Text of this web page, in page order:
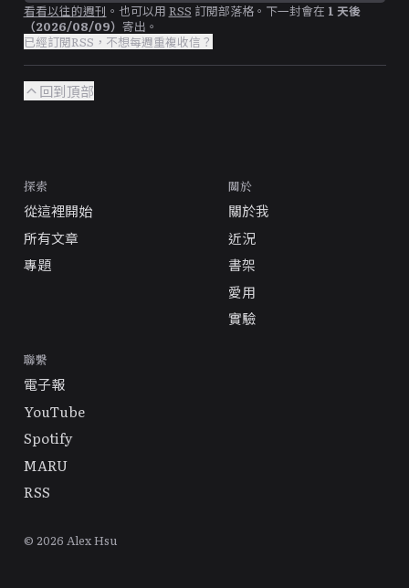
看看以往的週刊 。 也可以用 RSS 訂閱部落格。 下一封會在 1 天後
（2026/08/09） 寄出。
已經訂閱RSS，不想每週重複收信？
回到頂部
探索
從這裡開始
所有文章
專題
關於
關於我
近況
書架
愛用
實驗
聯繫
電子報
YouTube
Spotify
MARU
RSS
© 2026 Alex Hsu